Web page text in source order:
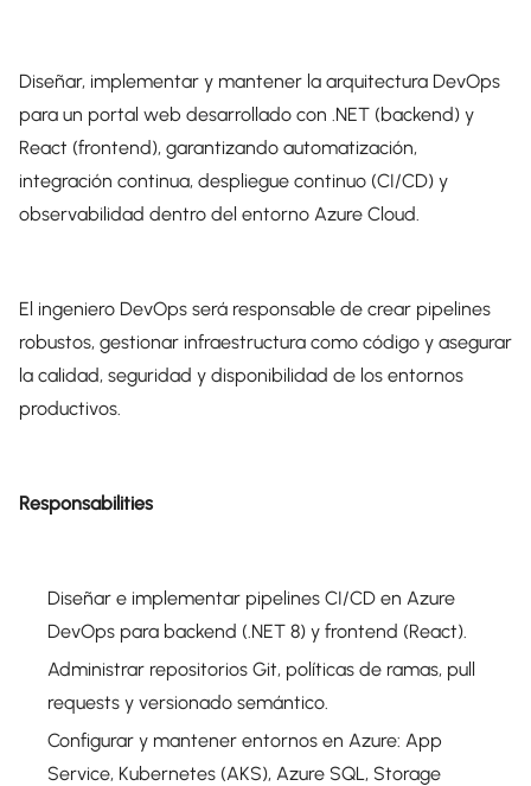
Diseñar, implementar y mantener la arquitectura DevOps
para un portal web desarrollado con .NET (backend) y
React (frontend), garantizando automatización,
integración continua, despliegue continuo (CI/CD) y
observabilidad dentro del entorno Azure Cloud.
El ingeniero DevOps será responsable de crear pipelines
robustos, gestionar infraestructura como código y asegurar
la calidad, seguridad y disponibilidad de los entornos
productivos.
Responsabilities
Diseñar e implementar pipelines CI/CD en Azure
DevOps para backend (.NET 8) y frontend (React).
Administrar repositorios Git, políticas de ramas, pull
requests y versionado semántico.
Configurar y mantener entornos en Azure: App
Service, Kubernetes (AKS), Azure SQL, Storage